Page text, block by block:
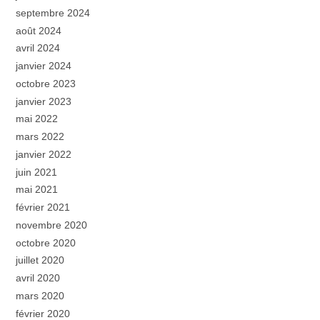
septembre 2024
août 2024
avril 2024
janvier 2024
octobre 2023
janvier 2023
mai 2022
mars 2022
janvier 2022
juin 2021
mai 2021
février 2021
novembre 2020
octobre 2020
juillet 2020
avril 2020
mars 2020
février 2020